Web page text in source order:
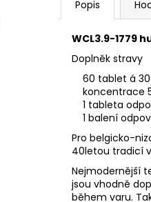
Popis
WCL3.9-1779
Doplněk stravy
60 tablet á
koncentrace 5
1 tableta
1 balení
Pro belgicko-
40letou tradicí
Nejmodernější
jsou vhodně
během varu.